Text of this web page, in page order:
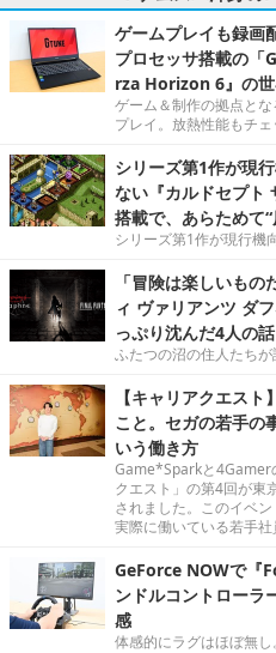
ゲームプレイも録
プロセッサ搭載の「
rza Horizon 6』の
ゲーム＆制作の拠点と
プレイ。放熱性能もチェ
シリーズ第1作が現
ない『カルドセプト
搭載で、あらためて
シリーズ第1作が現行機
「冒険は楽しいも
ィ ヴァリアンツ ダ
っぷり沈んだ4人の話
ふたつの沼の住人たちが
【キャリアクエス
こと。セガの若手の
いう働き方
Game*Sparkと4Gamer
クエスト」の第4回が東
されました。このイベ
実際に働いている若手社
GeForce NOWで『
ンドルコントローラ
感
体感的にラグはほぼ無